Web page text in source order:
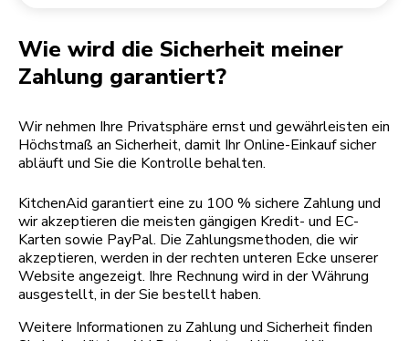
Wie wird die Sicherheit meiner
Zahlung garantiert?
Wir nehmen Ihre Privatsphäre ernst und gewährleisten ein
Höchstmaß an Sicherheit, damit Ihr Online-Einkauf sicher
abläuft und Sie die Kontrolle behalten.
KitchenAid garantiert eine zu 100 % sichere Zahlung und
wir akzeptieren die meisten gängigen Kredit- und EC-
Karten sowie PayPal. Die Zahlungsmethoden, die wir
akzeptieren, werden in der rechten unteren Ecke unserer
Website angezeigt. Ihre Rechnung wird in der Währung
ausgestellt, in der Sie bestellt haben.
Weitere Informationen zu Zahlung und Sicherheit finden